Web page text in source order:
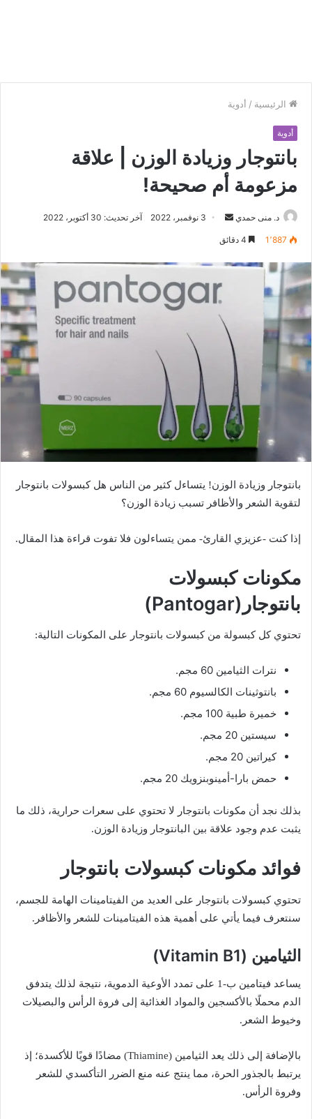
الرئيسية / أدوية
أدوية
بانتوجار وزيادة الوزن | علاقة
مزعومة أم صحيحة!
د. منى حمدي
ل
ر
ي
ت
ر
ي
ا
3 نوفمبر، 2022 آخر تحديث: 30 أكتوبر، 2022
1٬887
بانتوجار وزيادة الوزن! يتساءل كثير من الناس هل كبسولات بانتوجار
لتقوية الشعر والأظافر تسبب زيادة الوزن؟
إذا كنت -عزيزي القارئ- ممن يتساءلون فلا تفوت قراءة هذا المقال.
مكونات كبسولات
بانتوجار(Pantogar)
تحتوي كل كبسولة من كبسولات بانتوجار على المكونات التالية:
نترات الثيامين 60 مجم.
بانتوثينات الكالسيوم 60 مجم.
خميرة طبية 100 مجم.
سيستين 20 مجم.
كيراتين 20 مجم.
حمض بارا-أمينوبنزويك 20 مجم.
بذلك نجد أن مكونات بانتوجار لا تحتوي على سعرات حرارية، ذلك ما
يثبت عدم وجود علاقة بين البانتوجار وزيادة الوزن.
فوائد مكونات كبسولات بانتوجار
تحتوي كبسولات بانتوجار على العديد من الفيتامينات الهامة للجسم،
سنتعرف فيما يأتي على أهمية هذه الفيتامينات للشعر والأظافر.
الثيامين (Vitamin B1)
يساعد فيتامين ب-1 على تمدد الأوعية الدموية، نتيجة لذلك يتدفق
الدم محملًا بالأكسجين والمواد الغذائية إلى فروة الرأس والبصيلات
وخيوط الشعر.
بالإضافة إلى ذلك يعد الثيامين (Thiamine) مضادًا قويًا للأكسدة؛ إذ
يرتبط بالجذور الحرة، مما ينتج عنه منع الضرر التأكسدي للشعر
وفروة الرأس.